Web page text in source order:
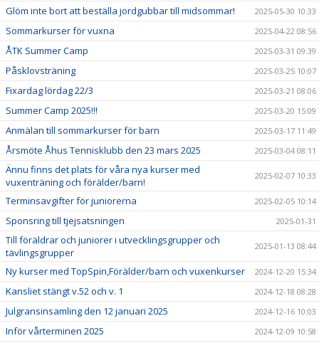
Glöm inte bort att beställa jordgubbar till midsommar! 2025-05-30 10:33
Sommarkurser för vuxna 2025-04-22 08:56
ÅTK Summer Camp 2025-03-31 09:39
Påsklovsträning 2025-03-25 10:07
Fixardag lördag 22/3 2025-03-21 08:06
Summer Camp 2025!!! 2025-03-20 15:09
Anmälan till sommarkurser för barn 2025-03-17 11:49
Årsmöte Åhus Tennisklubb den 23 mars 2025 2025-03-04 08:11
Ännu finns det plats för våra nya kurser med
vuxenträning och förälder/barn!
2025-02-07 10:33
Terminsavgifter för juniorerna 2025-02-05 10:14
Sponsring till tjejsatsningen 2025-01-31
Till föräldrar och juniorer i utvecklingsgrupper och
tävlingsgrupper
2025-01-13 08:44
Ny kurser med TopSpin,Förälder/barn och vuxenkurser 2024-12-20 15:34
Kansliet stängt v.52 och v. 1 2024-12-18 08:28
Julgransinsamling den 12 januari 2025 2024-12-16 10:03
Inför vårterminen 2025 2024-12-09 10:58